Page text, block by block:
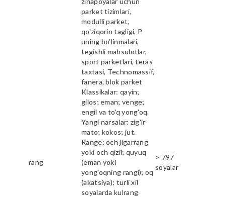
parket tizimlari,
modulli parket,
qo'ziqorin tagligi, P
uning bo'linmalari,
tegishli mahsulotlar,
sport parketlari, teras
taxtasi, Technomassif,
fanera, blok parket
rang
Klassikalar: qayin;
gilos; eman; venge;
engil va to'q yong'oq.
Yangi narsalar: zig'ir
mato; kokos; jut.
Range: och jigarrang
yoki och qizil; quyuq
(eman yoki
yong'oqning rangi); oq
(akatsiya); turli xil
soyalarda kulrang
> 797
soyalar